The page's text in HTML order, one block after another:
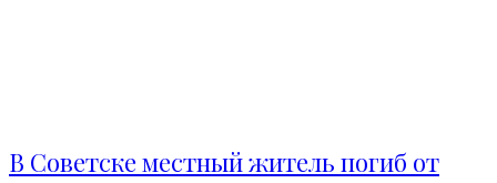
В Советске местный житель погиб от